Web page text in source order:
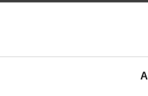
fáradtság az emberek
vesszük már azt